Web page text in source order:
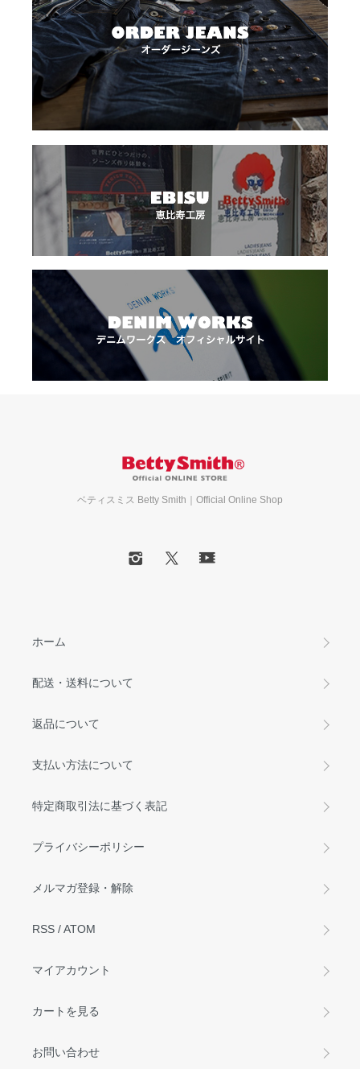
ベティスミス Betty Smith｜Official Online Shop
ホーム
配送・送料について
返品について
支払い方法について
特定商取引法に基づく表記
プライバシーポリシー
メルマガ登録・解除
RSS /ATOM
マイアカウント
カートを見る
お問い合わせ